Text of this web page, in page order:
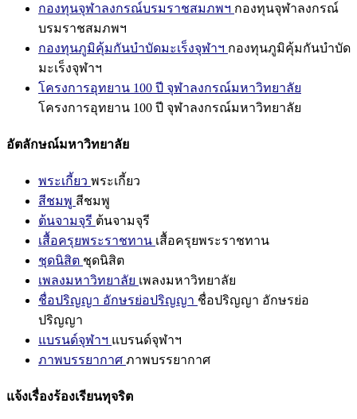
กองทุนจุฬาลงกรณ์บรมราชสมภพฯ กองทุนจุฬาลงกรณ์
บรมราชสมภพฯ
กองทุนภูมิคุ้มกันบำบัดมะเร็งจุฬาฯ กองทุนภูมิคุ้มกันบำบัด
มะเร็งจุฬาฯ
โครงการอุทยาน 100 ปี จุฬาลงกรณ์มหาวิทยาลัย
โครงการอุทยาน 100 ปี จุฬาลงกรณ์มหาวิทยาลัย
อัตลักษณ์มหาวิทยาลัย
พระเกี้ยว พระเกี้ยว
สีชมพู สีชมพู
ต้นจามจุรี ต้นจามจุรี
เสื้อครุยพระราชทาน เสื้อครุยพระราชทาน
ชุดนิสิต ชุดนิสิต
เพลงมหาวิทยาลัย เพลงมหาวิทยาลัย
ชื่อปริญญา อักษรย่อปริญญา ชื่อปริญญา อักษรย่อ
ปริญญา
แบรนด์จุฬาฯ แบรนด์จุฬาฯ
ภาพบรรยากาศ ภาพบรรยากาศ
แจ้งเรื่องร้องเรียนทุจริต